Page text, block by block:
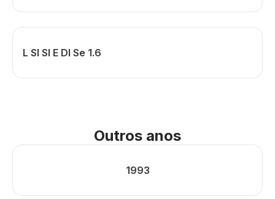
L Sl Sl E Dl Se 1.6
Outros anos
1993